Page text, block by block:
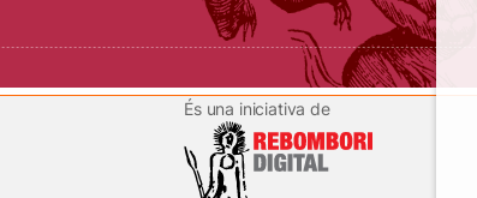
És una iniciativa de